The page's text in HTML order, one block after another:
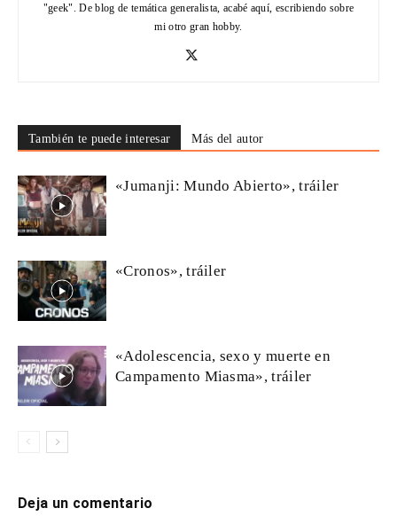
"geek". De blog de temática generalista, acabé aquí, escribiendo sobre
mi otro gran hobby.
También te puede interesar Más del autor
«Jumanji: Mundo Abierto», tráiler
«Cronos», tráiler
«Adolescencia, sexo y muerte en
Campamento Miasma», tráiler
Deja un comentario